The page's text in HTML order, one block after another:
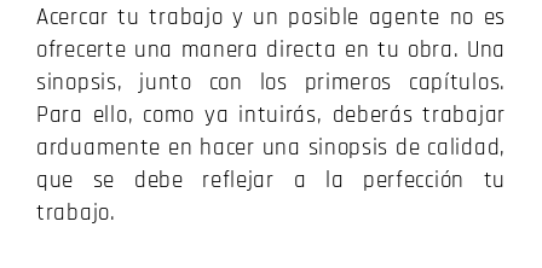
Acercar tu trabajo y un posible agente no es
ofrecerte una manera directa en tu obra. Una
sinopsis, junto con los primeros capítulos.
Para ello, como ya intuirás, deberás trabajar
arduamente en hacer una sinopsis de calidad,
que se debe reflejar a la perfección tu
trabajo.